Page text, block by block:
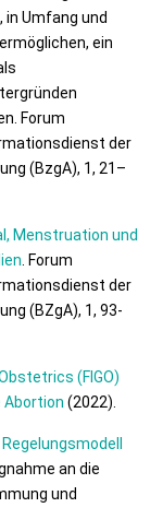
in Umfang und
ein
Forum
der
(BzgA), 1, 21–
Menstruation und
. Forum
der
(BZgA), 1, 93-
(FIGO)
Abortion (2022).
an die
und